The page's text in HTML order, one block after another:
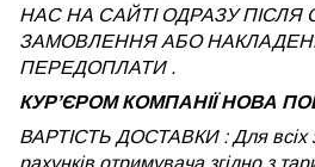
НАС НА САЙТІ ОДРАЗУ
ЗАМОВЛЕННЯ АБО
ПЕРЕДОПЛАТИ .
КУРʼЄРОМ КОМПАНІЇ НОВА
ВАРТІСТЬ ДОСТАВКИ : Для всіх
рахунків отримувача згідно з